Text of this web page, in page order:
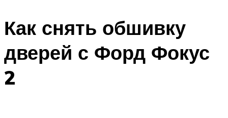
Как снять обшивку
дверей с Форд Фокус
2